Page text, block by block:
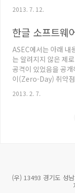
설치, 실행되는 것이
를 완료해 사용자에
한/글 2005, 한/글
드시 업데이트해야 안
상 어떻게 실현할..
2013. 7. 12.
한글 소프트웨
ASEC에서는 아래 내
는 알려지지 않은 제
공격이 있었음을 공
이(Zero-Day) 취약점
다. 이 번 보안 패치에
한글 2002SE한글
2013. 2. 7.
(우) 13493 경기도 성